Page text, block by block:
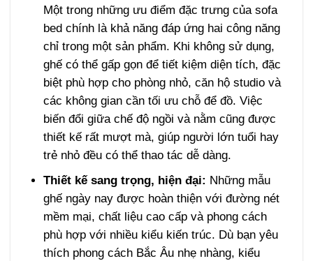
Một trong những ưu điểm đặc trưng của sofa
bed chính là khả năng đáp ứng hai công năng
chỉ trong một sản phẩm. Khi không sử dụng,
ghế có thể gấp gọn để tiết kiệm diện tích, đặc
biệt phù hợp cho phòng nhỏ, căn hộ studio và
các không gian cần tối ưu chỗ để đồ. Việc
biến đổi giữa chế độ ngồi và nằm cũng được
thiết kế rất mượt mà, giúp người lớn tuổi hay
trẻ nhỏ đều có thể thao tác dễ dàng.
Thiết kế sang trọng, hiện đại: Những mẫu
ghế ngày nay được hoàn thiện với đường nét
mềm mại, chất liệu cao cấp và phong cách
phù hợp với nhiều kiểu kiến trúc. Dù bạn yêu
thích phong cách Bắc Âu nhẹ nhàng, kiểu